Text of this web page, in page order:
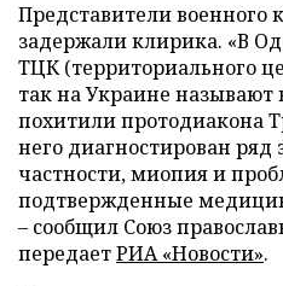
Представители военного
задержали клирика. «В
ТЦК (территориального
так на Украине называют
похитили протодиакона
него диагностирован ряд
частности, миопия и
подтвержденные
– сообщил Союз
передаетРИА «Новости».